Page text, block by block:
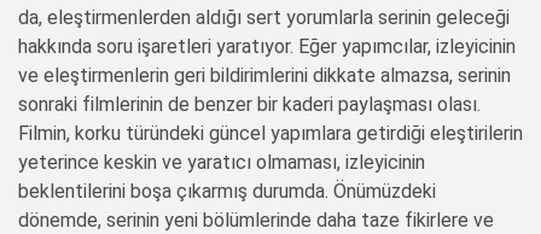
da, eleştirmenlerden aldığı sert yorumlarla serinin geleceği
hakkında soru işaretleri yaratıyor. Eğer yapımcılar, izleyicinin
ve eleştirmenlerin geri bildirimlerini dikkate almazsa, serinin
sonraki filmlerinin de benzer bir kaderi paylaşması olası.
Filmin, korku türündeki güncel yapımlara getirdiği eleştirilerin
yeterince keskin ve yaratıcı olmaması, izleyicinin
beklentilerini boşa çıkarmış durumda. Önümüzdeki
dönemde, serinin yeni bölümlerinde daha taze fikirlere ve